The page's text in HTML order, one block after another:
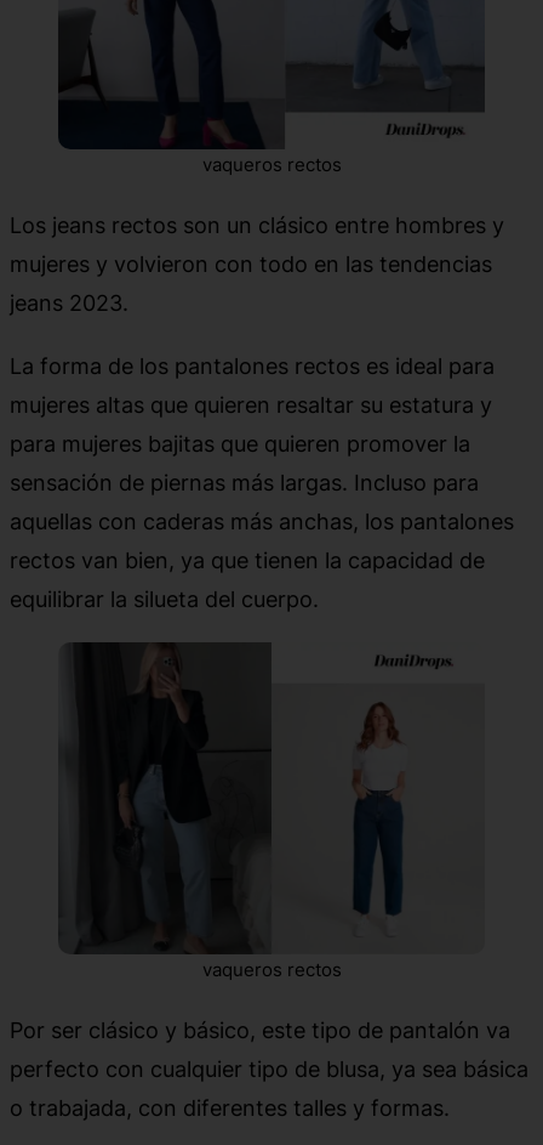
vaqueros rectos
Los jeans rectos son un clásico entre hombres y
mujeres y volvieron con todo en las tendencias
jeans 2023.
La forma de los pantalones rectos es ideal para
mujeres altas que quieren resaltar su estatura y
para mujeres bajitas que quieren promover la
sensación de piernas más largas. Incluso para
aquellas con caderas más anchas, los pantalones
rectos van bien, ya que tienen la capacidad de
equilibrar la silueta del cuerpo.
vaqueros rectos
Por ser clásico y básico, este tipo de pantalón va
perfecto con cualquier tipo de blusa, ya sea básica
o trabajada, con diferentes talles y formas.